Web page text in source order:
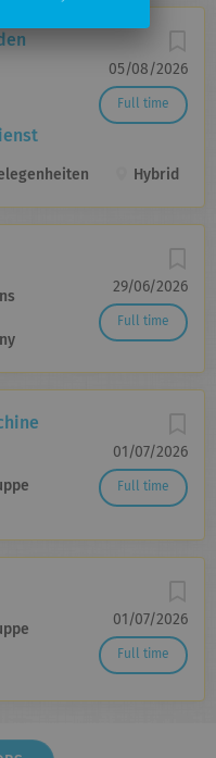
05/08/2026
Full time
Hybrid
29/06/2026
Full time
01/07/2026
Full time
01/07/2026
Full time